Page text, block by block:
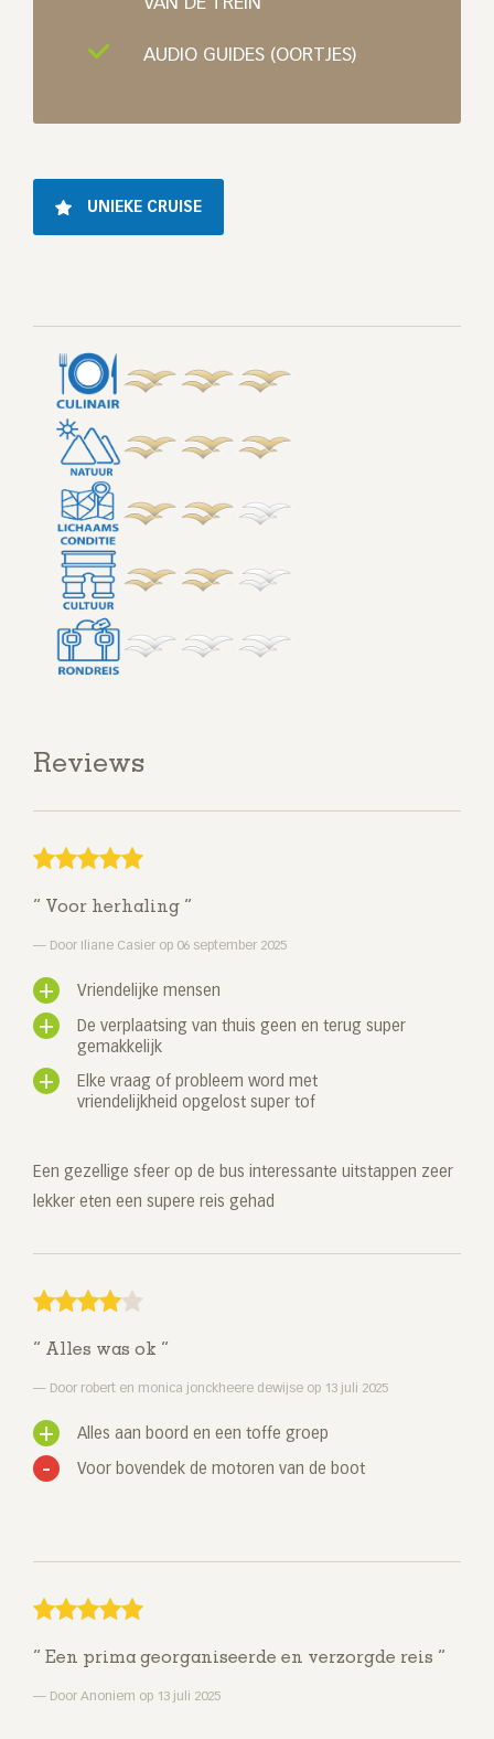
VAN DE TREIN
AUDIO GUIDES (OORTJES)
UNIEKE CRUISE
Reviews
Voor herhaling
Door Iliane Casier op 06 september 2025
Vriendelijke mensen
De verplaatsing van thuis geen en terug super
gemakkelijk
Elke vraag of probleem word met
vriendelijkheid opgelost super tof
Een gezellige sfeer op de bus interessante uitstappen zeer
lekker eten een supere reis gehad
Alles was ok
Door robert en monica jonckheere dewijse op 13 juli 2025
Alles aan boord en een toffe groep
Voor bovendek de motoren van de boot
Een prima georganiseerde en verzorgde reis
Door Anoniem op 13 juli 2025